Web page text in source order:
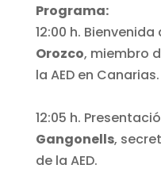
Programa:
12:00 h.
Orozco, miembro
la AED en Canarias.
12:05 h.
Gangonells,
de la AED.